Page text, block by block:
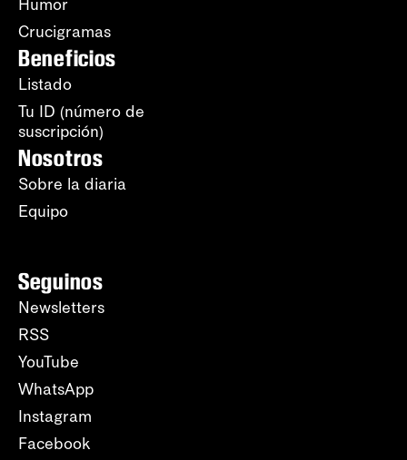
Humor
Crucigramas
Beneficios
Listado
Tu ID (número de
suscripción)
Nosotros
Sobre la diaria
Equipo
Seguinos
Newsletters
RSS
YouTube
WhatsApp
Instagram
Facebook